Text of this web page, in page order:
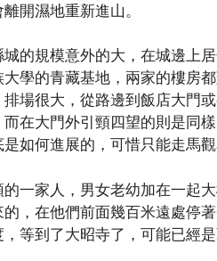
開濕地重新進山。
的規模意外的大，在城邊上
學的青藏基地，兩家的樓房
場很大，從路邊到飯店大門
在大門外引頸四望的則是同
如何進展的，可惜只能走馬觀
一家人，男女老幼加在一起
，在他們前面幾百米遠處停
等到了大昭寺了，可能已經是